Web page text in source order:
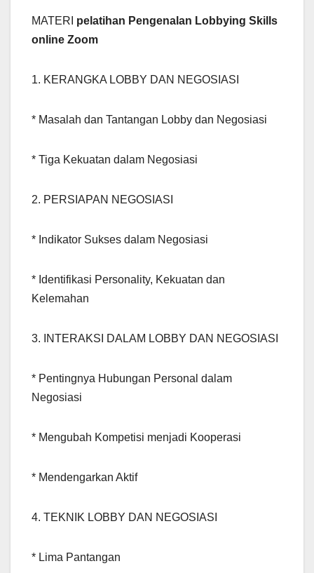
MATERI pelatihan Pengenalan Lobbying Skills
online Zoom
1. KERANGKA LOBBY DAN NEGOSIASI
* Masalah dan Tantangan Lobby dan Negosiasi
* Tiga Kekuatan dalam Negosiasi
2. PERSIAPAN NEGOSIASI
* Indikator Sukses dalam Negosiasi
* Identifikasi Personality, Kekuatan dan
Kelemahan
3. INTERAKSI DALAM LOBBY DAN NEGOSIASI
* Pentingnya Hubungan Personal dalam
Negosiasi
* Mengubah Kompetisi menjadi Kooperasi
* Mendengarkan Aktif
4. TEKNIK LOBBY DAN NEGOSIASI
* Lima Pantangan